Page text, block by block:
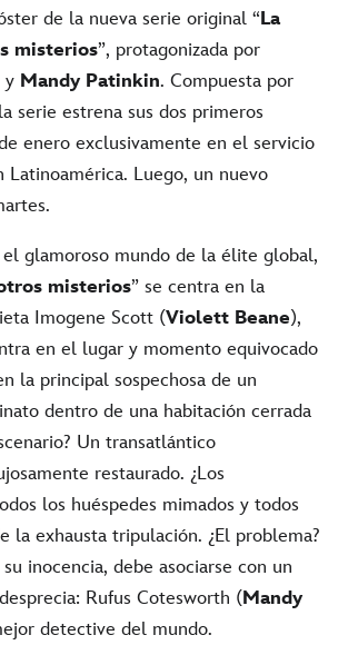
de la nueva serie original “La
misterios”, protagonizada por
y Mandy Patinkin. Compuesta por
serie estrena sus dos primeros
enero exclusivamente en el servicio
Latinoamérica. Luego, un nuevo
glamoroso mundo de la élite global,
misterios” se centra en la
Imogene Scott (Violett Beane),
en el lugar y momento equivocado
la principal sospechosa de un
dentro de una habitación cerrada
Un transatlántico
restaurado. ¿Los
los huéspedes mimados y todos
la exhausta tripulación. ¿El problema?
inocencia, debe asociarse con un
Rufus Cotesworth (Mandy
detective del mundo.